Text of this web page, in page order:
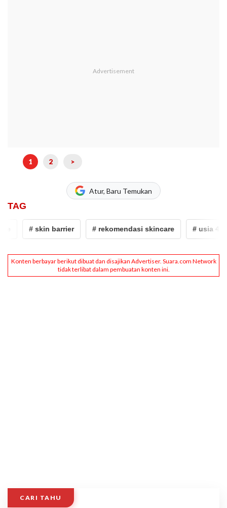
1 2 >
Atur, Baru Temukan
TAG
# skin barrier # rekomendasi skincare # usia 40
CARI TAHU